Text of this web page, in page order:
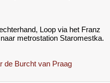
Loop via het Franz
metrostation Staromestka.
de Burcht van Praag